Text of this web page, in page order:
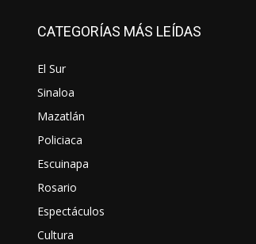
CATEGORÍAS MÁS LEÍDAS
El Sur
Sinaloa
Mazatlán
Policiaca
Escuinapa
Rosario
Espectáculos
Cultura